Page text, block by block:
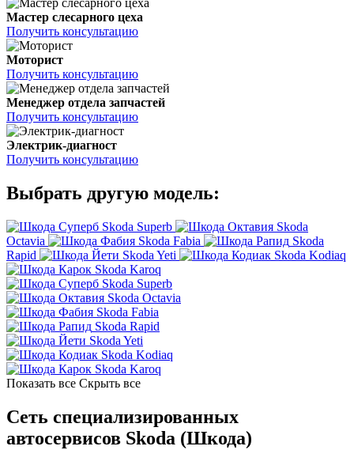
Мастер слесарного цеха
Получить консультацию
Моторист
Получить консультацию
Менеджер отдела запчастей
Получить консультацию
Электрик-диагност
Получить консультацию
Выбрать другую модель:
Skoda Superb
Skoda
Octavia
Skoda Fabia
Skoda
Rapid
Skoda Yeti
Skoda Kodiaq
Skoda Karoq
Skoda Superb
Skoda Octavia
Skoda Fabia
Skoda Rapid
Skoda Yeti
Skoda Kodiaq
Skoda Karoq
Показать все Скрыть все
Сеть специализированных
автосервисов Skoda (Шкода)